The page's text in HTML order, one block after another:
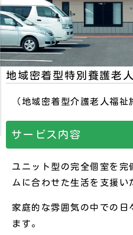
地域密着型特別養護老
（地域密着型介護老人福祉
サービス内容
ユニット型の完全個室を完
ムに合わせた生活を支援い
家庭的な雰囲気の中での日
ます。